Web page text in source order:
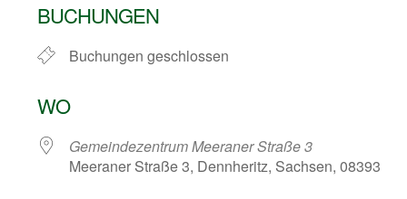
BUCHUNGEN
Buchungen geschlossen
WO
Gemeindezentrum Meeraner Straße 3
Meeraner Straße 3, Dennheritz, Sachsen, 08393